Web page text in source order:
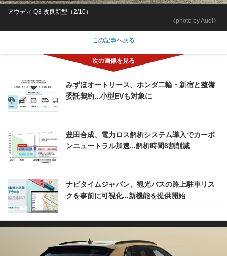
《photo by Audi》
アウディ Q8 改良新型（2/10）
この記事へ戻る
みずほオートリース、ホンダ二輪・新宿と整備
委託契約...小型EVも対象に
豊田合成、電力ロス解析システム導入でカーボ
ンニュートラル加速...解析時間8割削減
ナビタイムジャパン、観光バスの路上駐車リス
クを事前に可視化...新機能を提供開始